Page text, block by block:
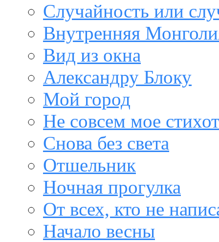
Случайность или
Внутренняя
Вид из окна
Александру Блоку
Мой город
Не совсем мое
Снова без света
Отшельник
Ночная прогулка
От всех, кто не
Начало весны